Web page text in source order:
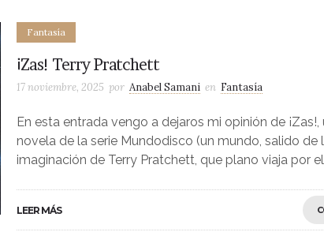
Fantasía
¡Zas! Terry Pratchett
17 noviembre, 2025 por Anabel Samani en Fantasía
En esta entrada vengo a dejaros mi opinión de ¡Zas!,
novela de la serie Mundodisco (un mundo, salido de
imaginación de Terry Pratchett, que plano viaja por
LEER MÁS